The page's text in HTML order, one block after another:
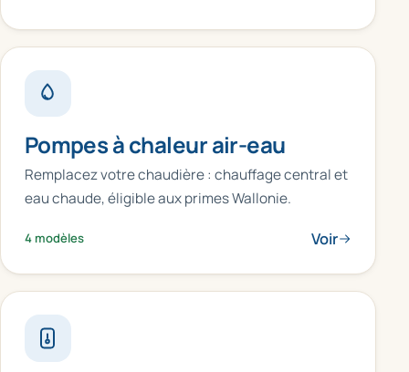
Pompes à chaleur air-eau
Remplacez votre chaudière : chauffage central et
eau chaude, éligible aux primes Wallonie.
4 modèles Voir